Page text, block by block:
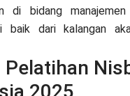
di bidang
baik dari kalangan
Pelatihan